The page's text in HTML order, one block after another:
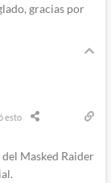
gracias por
esto
del Masked Raider